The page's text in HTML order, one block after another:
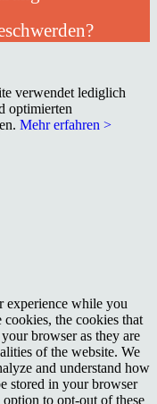
verwendet lediglich
optimierten
Mehr erfahren >
experience while you
the cookies that
browser as they are
of the website. We
and understand how
stored in your browser
to opt-out of these